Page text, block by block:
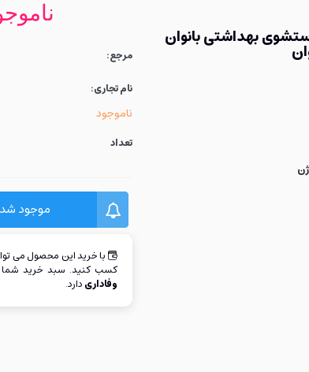
بهداشتی بانوان
مرجع:
نام تجاری:
ناموجود
تعداد
موجود
با خرید این محصول می
کسب کنید. سبد خرید
وفاداریدارد.